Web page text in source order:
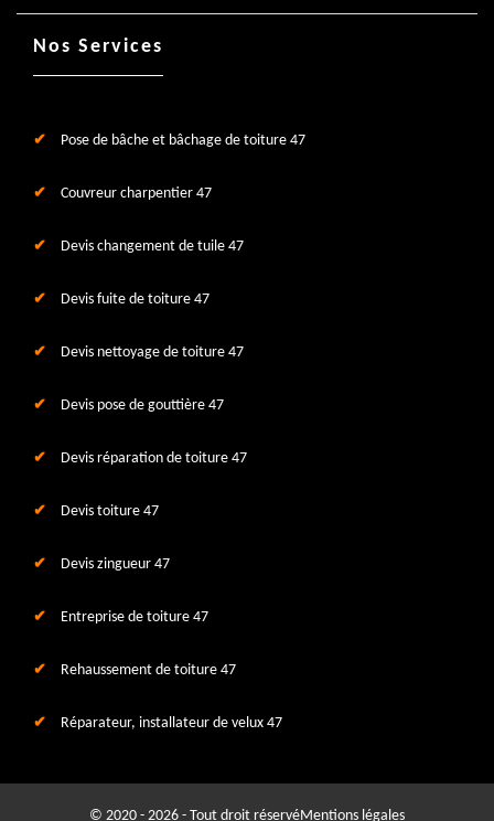
Nos Services
Pose de bâche et bâchage de toiture 47
Couvreur charpentier 47
Devis changement de tuile 47
Devis fuite de toiture 47
Devis nettoyage de toiture 47
Devis pose de gouttière 47
Devis réparation de toiture 47
Devis toiture 47
Devis zingueur 47
Entreprise de toiture 47
Rehaussement de toiture 47
Réparateur, installateur de velux 47
© 2020 - 2026 - Tout droit réservéMentions légales